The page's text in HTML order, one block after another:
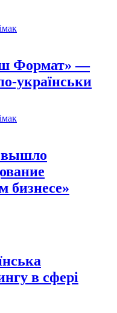
Формат» —
українськи
вышло
бизнесе»
в сфері